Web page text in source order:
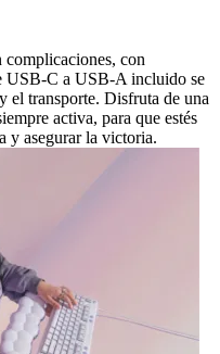
complicaciones, con
USB-C a USB-A incluido se
el transporte. Disfruta de una
activa, para que estés
y asegurar la victoria.